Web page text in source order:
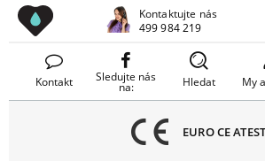
Drezy CZ
Kontaktujte nás
499 984 219
Kontakt Sledujte nás
na: Hledat My
EURO CE ATEST